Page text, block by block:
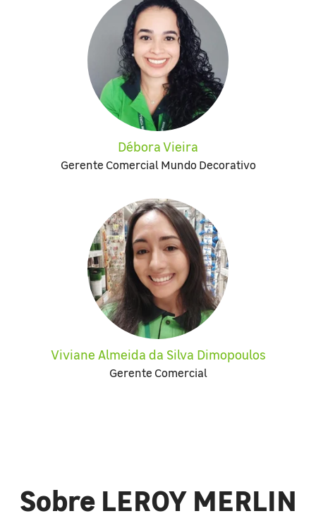
Débora Vieira
Gerente Comercial Mundo Decorativo
Viviane Almeida da Silva Dimopoulos
Gerente Comercial
Sobre LEROY MERLIN